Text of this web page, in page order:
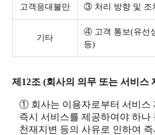
고객응대불만 ③ 처리 방향 및 조
기타
④ 고객 통보(유선
등)
제12조 (회사의 의무 또는 서비스
① 회사는 이용자로부터 서비스
즉시 서비스를 제공하여야 하나
천재지변 등의 사유로 인하여 즉